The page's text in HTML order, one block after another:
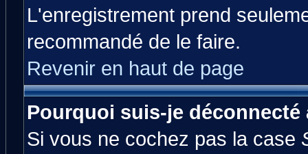
L'enregistrement prend
recommandé de le faire.
Revenir en haut de page
Pourquoi suis-je
Si vous ne cochez pas la case